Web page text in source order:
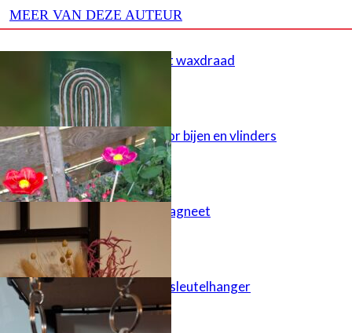
MEER VAN DEZE AUTEUR
Schilderen met waxdraad
Tuinsteker voor bijen en vlinders
Juf bedankt magneet
Houten huisje sleutelhanger